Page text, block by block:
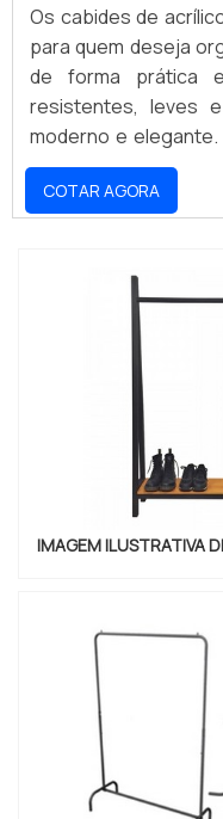
Os cabides de
para quem deseja
de forma prática
resistentes, leves
moderno e
de limpar e não
ideais para uso
externos. Os
roupas, acessórios,
Se você está
acrílico resistente e
conferir as opções
COTAR AGORA
IMAGEM ILUSTRATIVA